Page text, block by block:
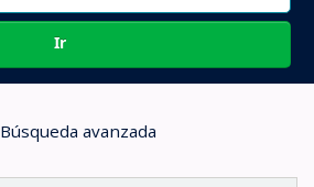
Ir
Búsqueda avanzada